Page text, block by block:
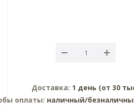
Доставка: 1 день (от 30
оплаты: наличный/